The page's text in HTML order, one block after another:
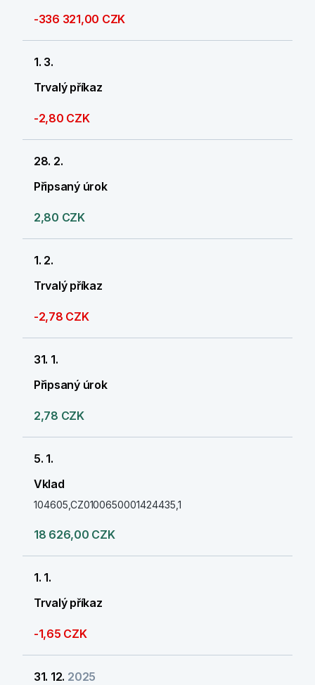
-336 321,00 CZK
1. 3.
Trvalý příkaz
-2,80 CZK
28. 2.
Připsaný úrok
2,80 CZK
1. 2.
Trvalý příkaz
-2,78 CZK
31. 1.
Připsaný úrok
2,78 CZK
5. 1.
Vklad
104605,CZ0100650001424435,1
18 626,00 CZK
1. 1.
Trvalý příkaz
-1,65 CZK
31. 12. 2025